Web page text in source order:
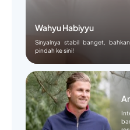
Wahyu Habiyyu
Sinyalnya stabil banget,
pindah ke sini!